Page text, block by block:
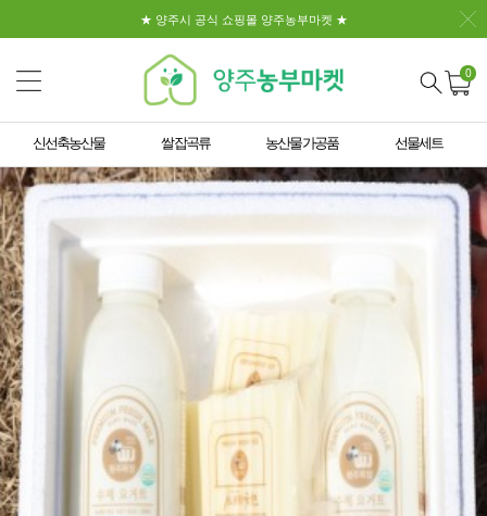
★ 양주시 공식 쇼핑몰 양주농부마켓 ★
0
신선축농산물 쌀 잡곡류 농산물 가공품 선물세트